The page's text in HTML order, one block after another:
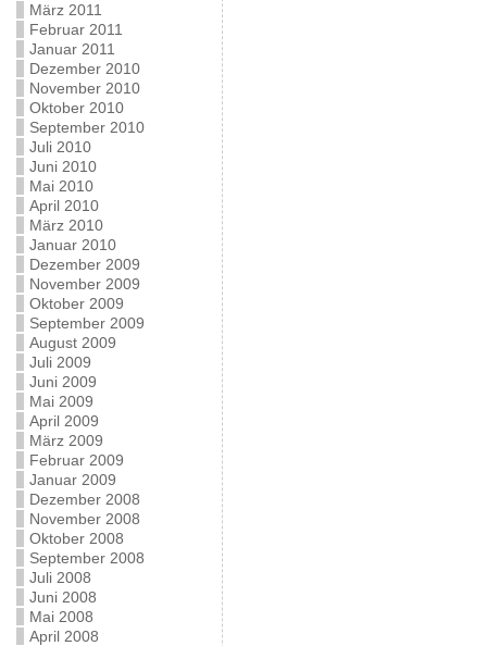
März 2011
Februar 2011
Januar 2011
Dezember 2010
November 2010
Oktober 2010
September 2010
Juli 2010
Juni 2010
Mai 2010
April 2010
März 2010
Januar 2010
Dezember 2009
November 2009
Oktober 2009
September 2009
August 2009
Juli 2009
Juni 2009
Mai 2009
April 2009
März 2009
Februar 2009
Januar 2009
Dezember 2008
November 2008
Oktober 2008
September 2008
Juli 2008
Juni 2008
Mai 2008
April 2008